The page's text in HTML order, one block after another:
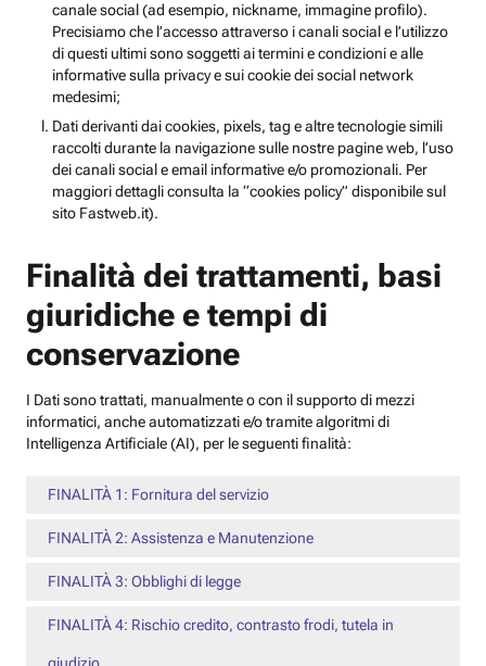
canale social (ad esempio, nickname, immagine profilo).
Precisiamo che l’accesso attraverso i canali social e l’utilizzo
di questi ultimi sono soggetti ai termini e condizioni e alle
informative sulla privacy e sui cookie dei social network
medesimi;
Dati derivanti dai cookies, pixels, tag e altre tecnologie simili
raccolti durante la navigazione sulle nostre pagine web, l’uso
dei canali social e email informative e/o promozionali. Per
maggiori dettagli consulta la “cookies policy” disponibile sul
sito Fastweb.it).
Finalità dei trattamenti, basi
giuridiche e tempi di
conservazione
I Dati sono trattati, manualmente o con il supporto di mezzi
informatici, anche automatizzati e/o tramite algoritmi di
Intelligenza Artificiale (AI), per le seguenti finalità:
FINALITÀ 1: Fornitura del servizio
FINALITÀ 2: Assistenza e Manutenzione
FINALITÀ 3: Obblighi di legge
FINALITÀ 4: Rischio credito, contrasto frodi, tutela in